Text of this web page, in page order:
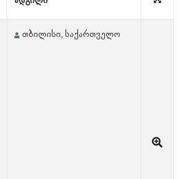
თბილისი, საქართველო